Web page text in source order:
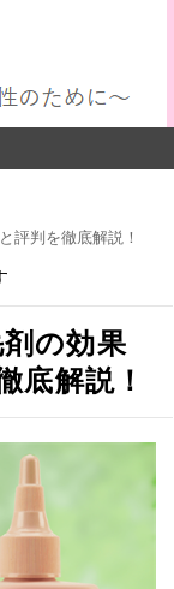
評判を徹底解説！
の効果
底解説！